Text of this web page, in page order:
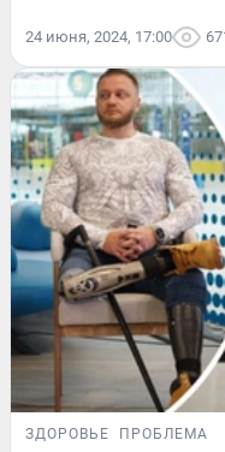
24 июня, 2024, 17:00
ЗДОРОВЬЕ ПРОБЛЕМА